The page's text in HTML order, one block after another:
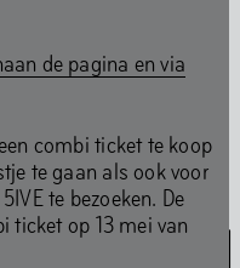
de pagina en via
combi ticket te koop
te gaan als ook voor
te bezoeken. De
op 13 mei van